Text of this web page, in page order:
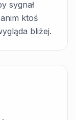
sygnał
ktoś
bliżej.